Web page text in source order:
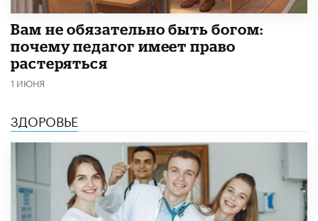
​Вам не обязательно быть богом:
почему педагог имеет право
растеряться
1 ИЮНЯ
ЗДОРОВЬЕ